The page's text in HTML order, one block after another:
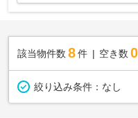
該当物件数 8件 空き数 0
絞り込み条件： なし